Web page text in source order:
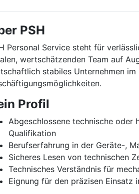
PSH
Personal Service steht für
wertschätzenden Team auf
stabiles Unternehmen im
Profil
Abgeschlossene technische oder
Qualifikation
Berufserfahrung in der Geräte-,
Sicheres Lesen von technischen
Technisches Verständnis für
Eignung für den präzisen